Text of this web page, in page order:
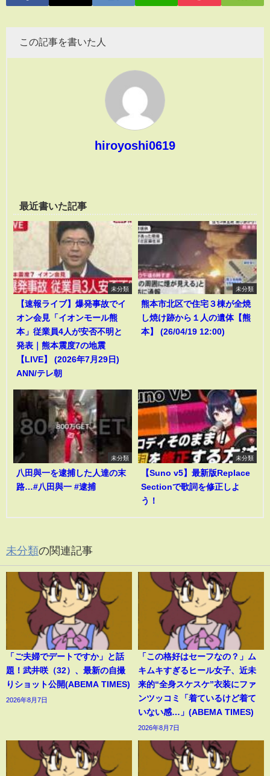
この記事を書いた人
hiroyoshi0619
最近書いた記事
未分類
【速報ライブ】爆発事故でイ
オン会見「イオンモール熊
本」従業員4人が安否不明と
発表｜熊本震度7の地震
【LIVE】 (2026年7月29日)
ANN/テレ朝
未分類
熊本市北区で住宅３棟が全焼
し焼け跡から１人の遺体【熊
本】 (26/04/19 12:00)
未分類
八田與一を逮捕した人達の末
路…#八田與一 #逮捕
未分類
【Suno v5】最新版Replace
Sectionで歌詞を修正しよ
う！
未分類の関連記事
「ご夫婦でデートですか」と話
題！武井咲（32）、最新の自撮
りショット公開(ABEMA TIMES)
2026年8月7日
「この格好はセーフなの？」ム
キムキすぎるヒール女子、近未
来的“全身スケスケ”衣装にファ
ンツッコミ「着ているけど着て
いない感…」(ABEMA TIMES)
2026年8月7日